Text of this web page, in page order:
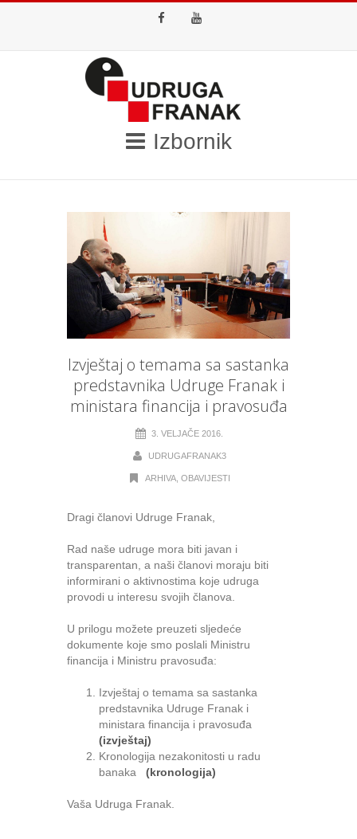
Izbornik
Izvještaj o temama sa sastanka
predstavnika Udruge Franak i
ministara financija i pravosuđa
3. VELJAČE 2016.
UDRUGAFRANAK3
ARHIVA, OBAVIJESTI
Dragi članovi Udruge Franak,
Rad naše udruge mora biti javan i
transparentan, a naši članovi moraju biti
informirani o aktivnostima koje udruga
provodi u interesu svojih članova.
U prilogu možete preuzeti sljedeće
dokumente koje smo poslali Ministru
financija i Ministru pravosuđa:
Izvještaj o temama sa sastanka
predstavnika Udruge Franak i
ministara financija i pravosuđa
(izvještaj)
Kronologija nezakonitosti u radu
banaka (kronologija)
Vaša Udruga Franak.